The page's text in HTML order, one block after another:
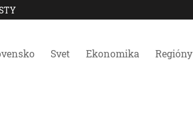
Svet Ekonomika Regióny